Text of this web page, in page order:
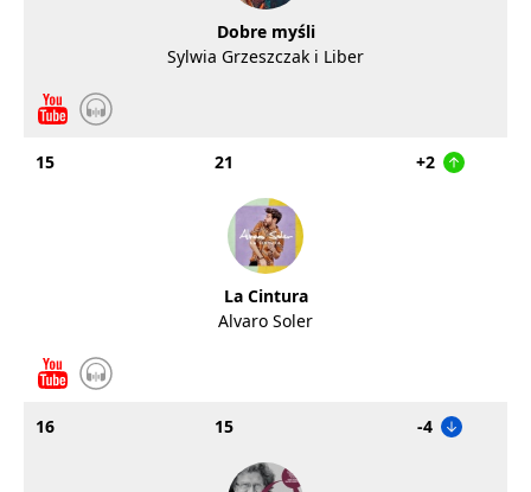
Dobre myśli
Sylwia Grzeszczak i Liber
15 21 +2
La Cintura
Alvaro Soler
16 15 -4